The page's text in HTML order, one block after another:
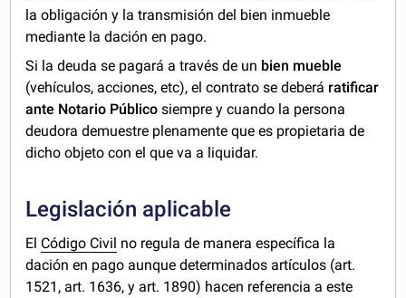
la obligación y la transmisión del bien inmueble
mediante la dación en pago.
Si la deuda se pagará a través de un bien mueble
(vehículos, acciones, etc), el contrato se deberá ratificar
ante Notario Público siempre y cuando la persona
deudora demuestre plenamente que es propietaria de
dicho objeto con el que va a liquidar.
Legislación aplicable
El Código Civil no regula de manera específica la
dación en pago aunque determinados artículos (art.
1521, art. 1636, y art. 1890) hacen referencia a este